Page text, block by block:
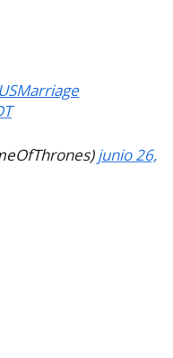
junio 26,